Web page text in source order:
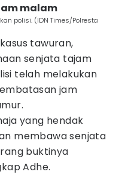
malam
polisi. (IDN Times/Polresta
tawuran,
senjata tajam
telah melakukan
jam
yang hendak
membawa senjata
buktinya
Adhe.